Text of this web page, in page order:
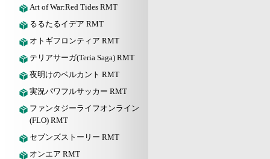
Art of War:Red Tides RMT
るるたるイデア RMT
オトギフロンティア RMT
テリアサーガ(Teria Saga) RMT
夜明けのベルカント RMT
実況パワフルサッカー RMT
ファンタジーライフオンライン
(FLO) RMT
セブンズストーリー RMT
オンエア RMT